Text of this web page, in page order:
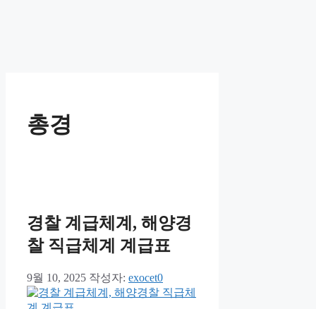
총경
경찰 계급체계, 해양경
찰 직급체계 계급표
9월 10, 2025 작성자: exocet0